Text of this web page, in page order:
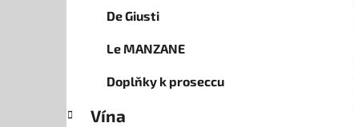
De Giusti
Le MANZANE
Doplňky k proseccu
Vína